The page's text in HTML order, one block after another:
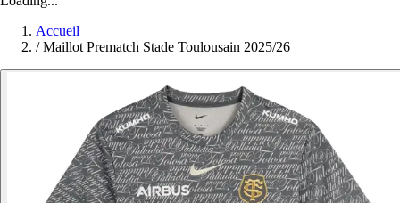
Accueil
/ Maillot Prematch Stade Toulousain 2025/26